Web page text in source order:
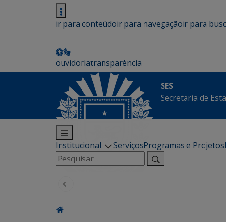
ir para conteúdoir para navegaçãoir para
ouvidoriatransparência
SES
Secretaria de
Institucional ServiçosProgramas e Projetos
Pesquisar
por: